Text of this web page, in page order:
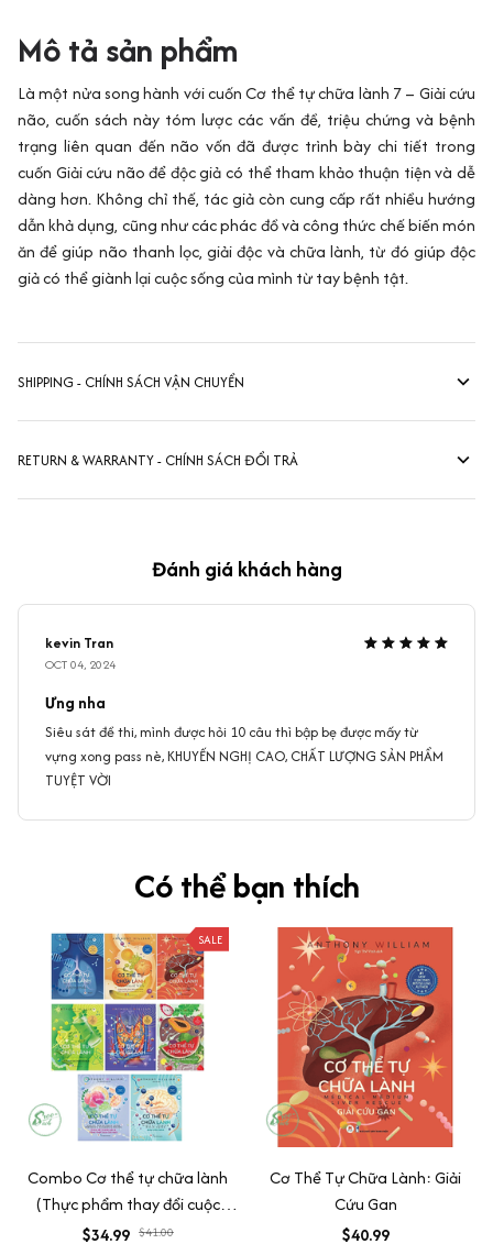
Mô tả sản phẩm
Là một nửa song hành với cuốn Cơ thể tự chữa lành 7 – Giải cứu
não, cuốn sách này tóm lược các vấn đề, triệu chứng và bệnh
trạng liên quan đến não vốn đã được trình bày chi tiết trong
cuốn Giải cứu não để độc giả có thể tham khảo thuận tiện và dễ
dàng hơn. Không chỉ thế, tác giả còn cung cấp rất nhiều hướng
dẫn khả dụng, cũng như các phác đồ và công thức chế biến món
ăn để giúp não thanh lọc, giải độc và chữa lành, từ đó giúp độc
giả có thể giành lại cuộc sống của mình từ tay bệnh tật.
SHIPPING - CHÍNH SÁCH VẬN CHUYỂN
RETURN & WARRANTY - CHÍNH SÁCH ĐỔI TRẢ
Đánh giá khách hàng
kevin Tran
OCT 04, 2024
Ưng nha
Siêu sát đề thi, mình được hỏi 10 câu thì bập bẹ được mấy từ
vựng xong pass nè, KHUYẾN NGHỊ CAO, CHẤT LƯỢNG SẢN PHẨM
TUYỆT VỜI
Có thể bạn thích
SALE
Combo Cơ thể tự chữa lành
(Thực phẩm thay đổi cuộc
sống+Thanh Lọc Để Phục
$34.99 $41.00
Cơ Thể Tự Chữa Lành: Giải
Cứu Gan
$40.99